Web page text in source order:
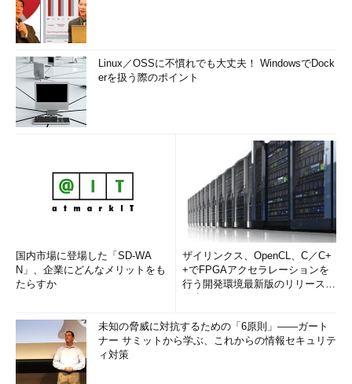
背景の一つには、ISMSやPCI DSSといったコンプライアンス
への準拠が「運用管理者やセキュリティ担当者のやること」と受
け止められがちな日本特有の風土もあるだろう。
岡田氏はその上で、やや過激に「『コンプライアンスがあるか
ら頑張らなければいけない』という現場ならやめた方がいい。シ
ステムに対する愛着を持ち、良いものをどんどんデリバリーする
ため、信頼できるOpsチームのいる現場でコーディングできるこ
とが理想では」と述べた。古川氏も、そうした信頼関係の上で
「それぞれが『ここは自分たちが責任を持ってやる』『向こうが
作ったものを信頼してつなげる』という責任感のチェーンが必要
ではないか」とした。
さらに古川氏は、マイクロサービス／サーバレスの世界におけ
る信頼関係の重要さについて付け加えた。
人もいる。そうした人にとって、どことも連携しない、ある意味
『スタンドアロン』な環境は心地よいが、何かしら事故が起きた
ときに柔軟に対応できなかったり、新しいことをしたくても動き
が鈍くてできなかったりするなどの課題もある。新しいビジネス
Linux／OSSに不慣れでも大丈夫！ WindowsでDock
erを扱う際のポイント
国内市場に登場した「SD-WA
N」、企業にどんなメリットをも
たらすか
ザイリンクス、OpenCL、C／C+
+でFPGAアクセラレーションを
行う開発環境最新版のリリースを
未知の脅威に対抗するための「6原則」――ガート
ナー サミットから学ぶ、これからの情報セキュリテ
ィ対策